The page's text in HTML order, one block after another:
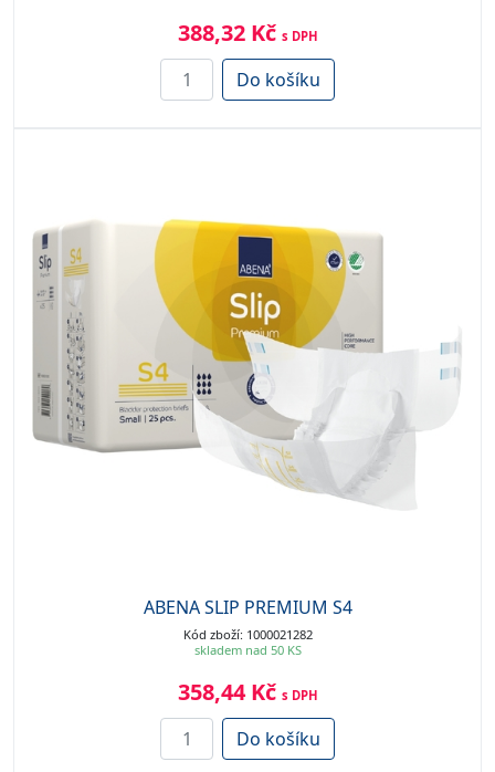
388,32 Kč s DPH
Do košíku
ABENA SLIP PREMIUM S4
Kód zboží: 1000021282
skladem nad 50 KS
358,44 Kč s DPH
Do košíku